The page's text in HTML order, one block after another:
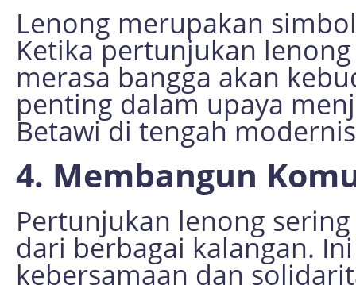
Lenong merupakan
Ketika pertunjukan
merasa bangga akan
penting dalam upaya
Betawi di tengah
4. Membangun
Pertunjukan lenong
dari berbagai kalangan.
kebersamaan dan